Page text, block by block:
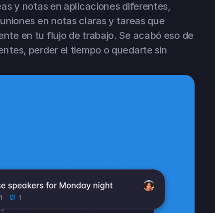
y notas en aplicaciones diferentes,
en notas claras y tareas que
en tu flujo de trabajo. Se acabó eso de
perder el tiempo o quedarte sin